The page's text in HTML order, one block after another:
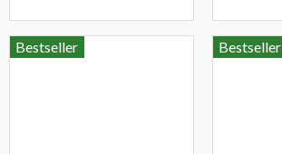
Bestseller Bestseller